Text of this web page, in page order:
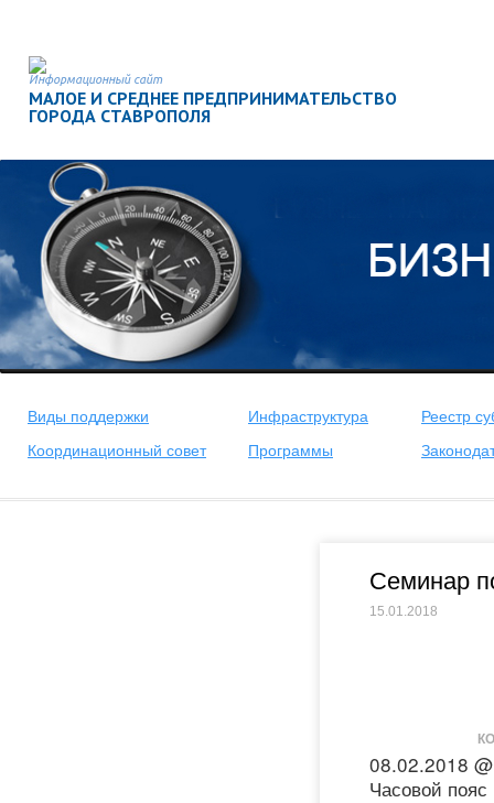
Информационный сайт
МАЛОЕ И СРЕДНЕЕ ПРЕДПРИНИМАТЕЛЬСТВО
ГОРОДА СТАВРОПОЛЯ
Виды поддержки Инфраструктура
Реестр
Координационный совет
Программы
Семинар
15.01.2018
08.02.2018
Часовой пояс